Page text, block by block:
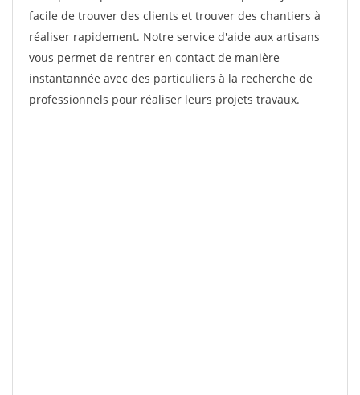
facile de trouver des clients et trouver des chantiers à
réaliser rapidement. Notre service d'aide aux artisans
vous permet de rentrer en contact de manière
instantannée avec des particuliers à la recherche de
professionnels pour réaliser leurs projets travaux.